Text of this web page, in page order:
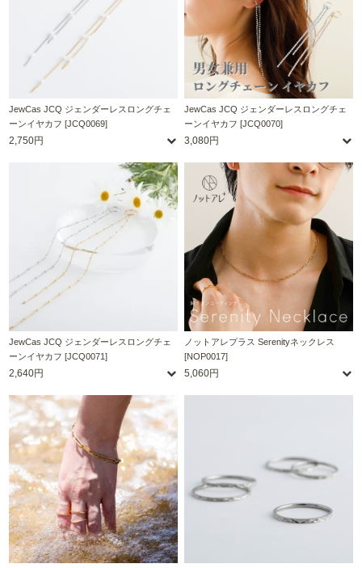
JewCas JCQ ジェンダーレスロングチェ
ーンイヤカフ [JCQ0069]
2,750円
JewCas JCQ ジェンダーレスロングチェ
ーンイヤカフ [JCQ0070]
3,080円
JewCas JCQ ジェンダーレスロングチェ
ーンイヤカフ [JCQ0071]
2,640円
ノットアレプラス Serenityネックレス
[NOP0017]
5,060円